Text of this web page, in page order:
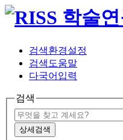
검색환경설정
검색도움말
다국어입력
검색
상세검색